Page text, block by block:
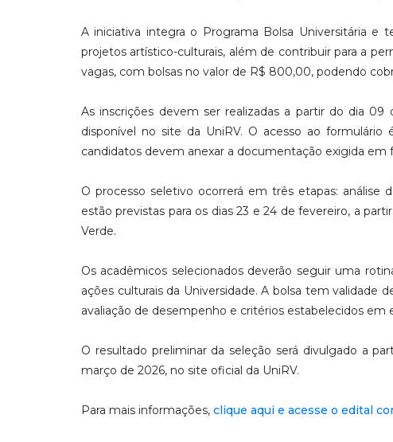
A iniciativa integra o Programa Bolsa Universitária
projetos artístico-culturais, além de contribuir para a
vagas, com bolsas no valor de R$ 800,00, podendo
As inscrições devem ser realizadas a partir do dia
disponível no site da UniRV. O acesso ao
candidatos devem anexar a documentação exigida em
O processo seletivo ocorrerá em três etapas: análise
estão previstas para os dias 23 e 24 de fevereiro, a
Verde.
Os acadêmicos selecionados deverão seguir uma
ações culturais da Universidade. A bolsa tem validade
avaliação de desempenho e critérios estabelecidos em
O resultado preliminar da seleção será divulgado a
março de 2026, no site oficial da UniRV.
Para mais informações, clique aqui e acesse o edital